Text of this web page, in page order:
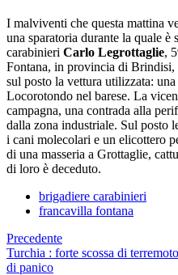
I malviventi che questa mattina
una sparatoria durante la quale è
carabinieri Carlo Legrottaglie,
Fontana, in provincia di
sul posto la vettura utilizzata:
Locorotondo nel barese. La
campagna, una contrada alla
dalla zona industriale. Sul posto
i cani molecolari e un elicottero
di una masseria a Grottaglie,
di loro è deceduto.
brigadiere carabinieri
francavilla fontana
Precedente
Turchia : forte scossa di
di panico